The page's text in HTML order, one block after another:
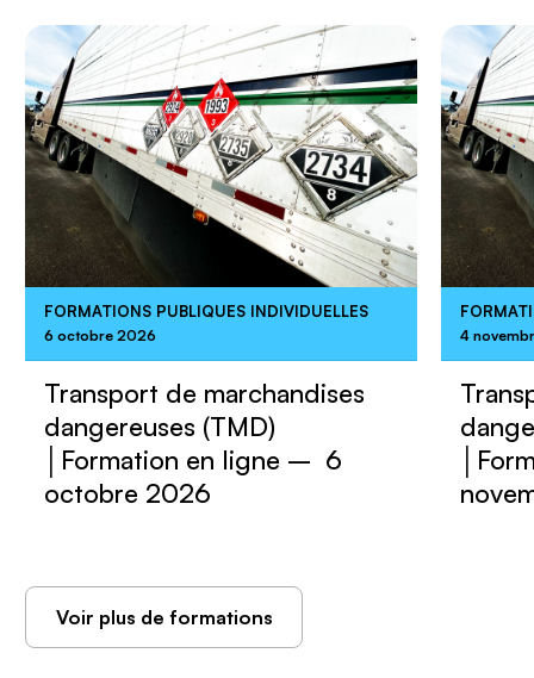
FORMATIONS PUBLIQUES INDIVIDUELLES
6 octobre 2026
Transport de marchandises
dangereuses (TMD)
│Formation en ligne – 6
octobre 2026
4
Voir plus de formations